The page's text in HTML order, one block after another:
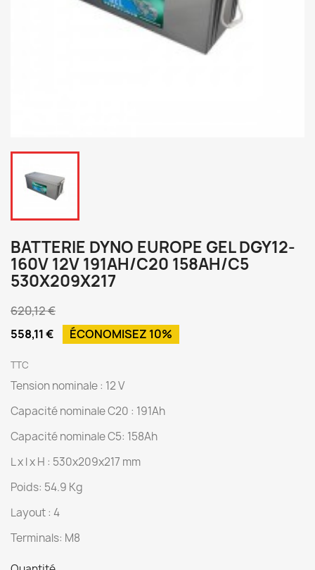
BATTERIE DYNO EUROPE GEL DGY12-
160V 12V 191AH/C20 158AH/C5
530X209X217
620,12 €
558,11 €
ÉCONOMISEZ 10%
TTC
Tension nominale : 12 V
Capacité nominale C20 : 191Ah
Capacité nominale C5: 158Ah
L x l x H : 530x209x217 mm
Poids: 54.9 Kg
Layout : 4
Terminals: M8